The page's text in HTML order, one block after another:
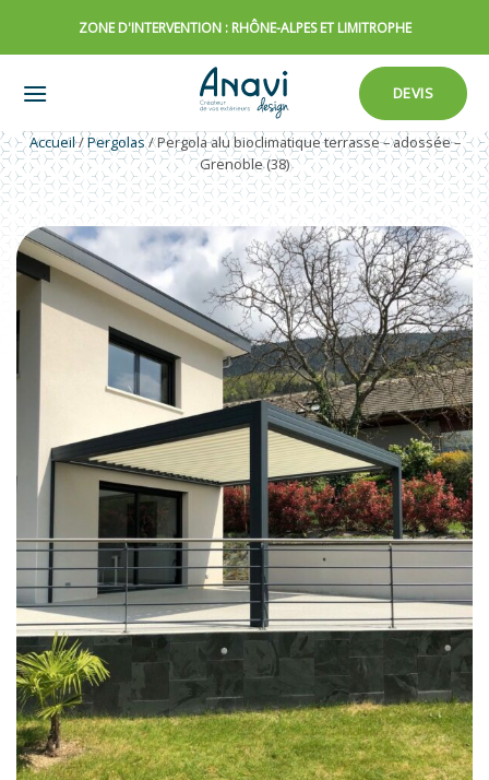
ZONE D'INTERVENTION : RHÔNE-ALPES ET LIMITROPHE
DEVIS
Accueil/Pergolas/Pergola alu bioclimatique terrasse – adossée –
Grenoble (38)